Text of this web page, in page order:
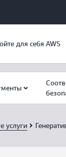
для себя AWS
услуги